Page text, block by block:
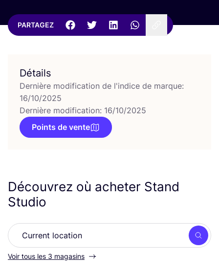
PARTAGEZ
Détails
Dernière modification de l'indice de marque:
16/10/2025
Dernière modification: 16/10/2025
Points de vente
Découvrez où acheter Stand
Studio
Voir tous les 3 magasins